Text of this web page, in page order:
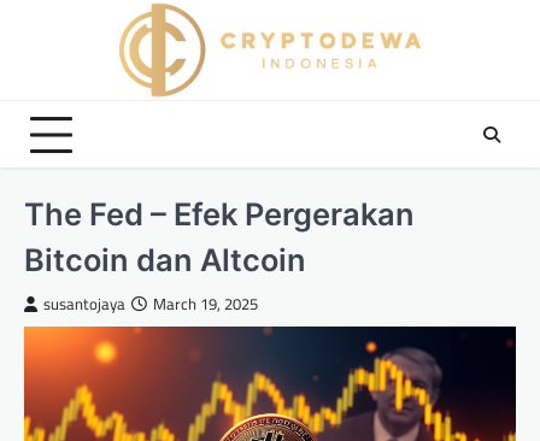
The Fed – Efek Pergerakan
Bitcoin dan Altcoin
susantojaya March 19, 2025